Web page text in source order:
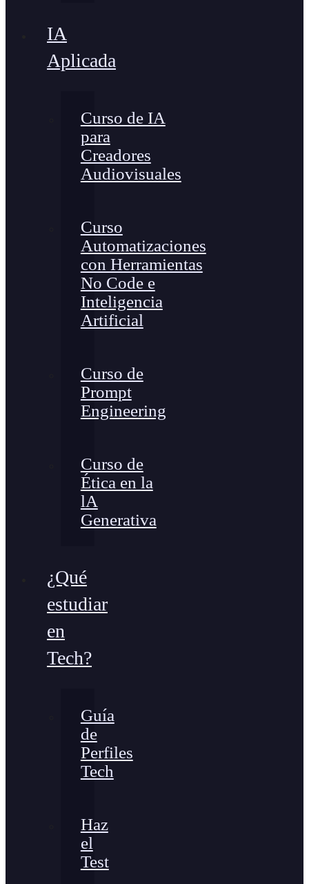
IA
Aplicada
Curso de IA
para
Creadores
Audiovisuales
Curso
Automatizaciones
con Herramientas
No Code e
Inteligencia
Artificial
Curso de
Prompt
Engineering
Curso de
Ética en la
lA
Generativa
¿Qué
estudiar
en
Tech?
Guía
de
Perfiles
Tech
Haz
el
Test